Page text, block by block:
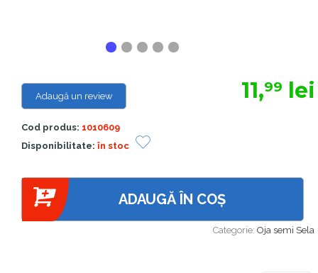
Categorie: Oja semi Sela
Adaugă un review
Cod produs: 1010609
Disponibilitate: în stoc
11,99 lei
ADAUGĂ ÎN COȘ